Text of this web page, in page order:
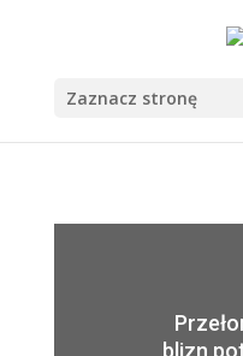
Zaznacz stronę